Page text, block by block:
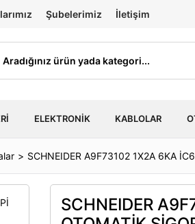
Şubelerimiz İletişim
ELEKTRONIK KABLOLAR
SCHNEIDER A9F73102 1X2A 6KA
SCHNEIDER